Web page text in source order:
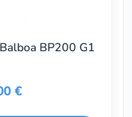
BP200 G1
€